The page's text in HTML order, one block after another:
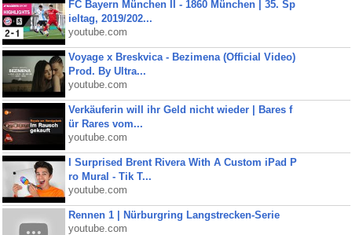
FC Bayern München II - 1860 München | 35. Sp
ieltag, 2019/202...
youtube.com
Voyage x Breskvica - Bezimena (Official Video)
Prod. By Ultra...
youtube.com
Verkäuferin will ihr Geld nicht wieder | Bares f
ür Rares vom...
youtube.com
I Surprised Brent Rivera With A Custom iPad P
ro Mural - Tik T...
youtube.com
Rennen 1 | Nürburgring Langstrecken-Serie
youtube.com